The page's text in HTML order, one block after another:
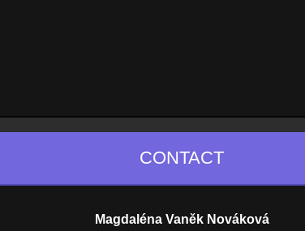
CONTACT
Magdaléna Vaněk Nováková